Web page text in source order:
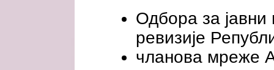
Одбора за
ревизије
чланова мреже